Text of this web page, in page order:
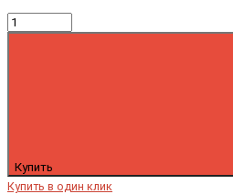
Купить
Купить в один клик